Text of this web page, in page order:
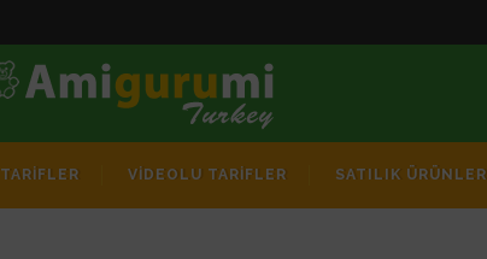
TARİFLER VİDEOLU TARİFLER SATILIK ÜRÜNLER